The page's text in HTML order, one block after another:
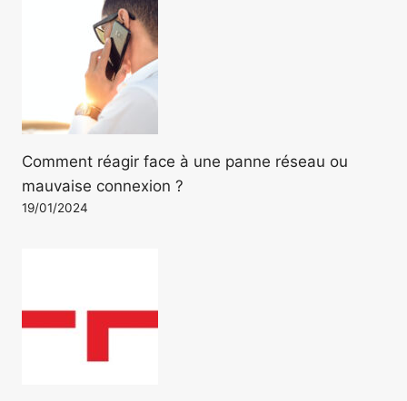
Comment réagir face à une panne réseau ou
mauvaise connexion ?
19/01/2024